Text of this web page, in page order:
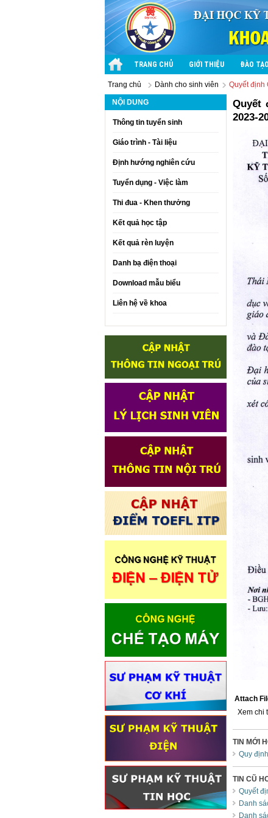
TRANG CHỦ GIỚI THIỆU ĐÀO TẠO
Trang chủ Dành cho sinh viên Quyết định
NỘI DUNG
Thông tin tuyển sinh
Giáo trình - Tài liệu
Định hướng nghiên cứu
Tuyển dụng - Việc làm
Thi đua - Khen thưởng
Kết quả học tập
Kết quả rèn luyện
Danh bạ điện thoại
Download mẫu biểu
Liên hệ về khoa
Quyết
2023-
Attach
Xem chi
TIN MỚI
Quy
TIN CŨ
Quyết
Danh
Danh